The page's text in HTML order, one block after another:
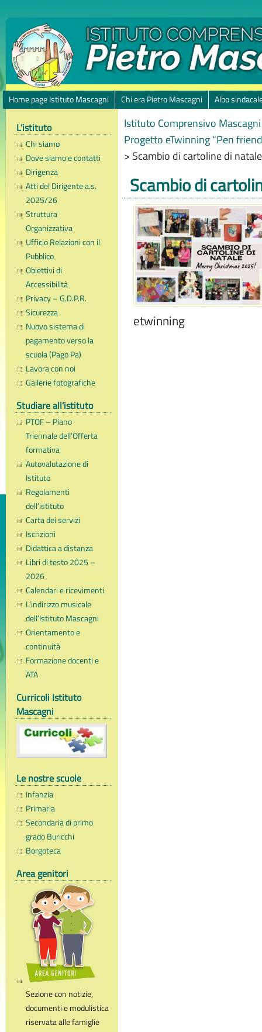
Home page Istituto Mascagni Chi era Pietro Mascagni Albo
L’istituto
Chi siamo
Dove siamo e contatti
Dirigenza
Atti del Dirigente a.s.
2025/26
Struttura
Organizzativa
Ufficio Relazioni con il
Pubblico
Obiettivi di
Accessibilità
Privacy – G.D.P.R.
Sicurezza
Nuovo sistema di
pagamento verso la
scuola (Pago Pa)
Lavora con noi
Gallerie fotografiche
Studiare all’istituto
PTOF – Piano
Triennale dell’Offerta
formativa
Autovalutazione di
Istituto
Regolamenti
dell’istituto
Carta dei servizi
Iscrizioni
Didattica a distanza
Libri di testo 2025 –
2026
Calendari e ricevimenti
L’indirizzo musicale
dell’Istituto Mascagni
Orientamento e
continuità
Formazione docenti e
ATA
Curricoli Istituto
Mascagni
Le nostre scuole
Infanzia
Primaria
Secondaria di primo
grado Buricchi
Borgoteca
Area genitori
Sezione con notizie,
documenti e modulistica
riservata alle famiglie
Istituto Comprensivo
Progetto eTwinning “Pen
> Scambio di cartoline di natale
Scambio di
etwinning